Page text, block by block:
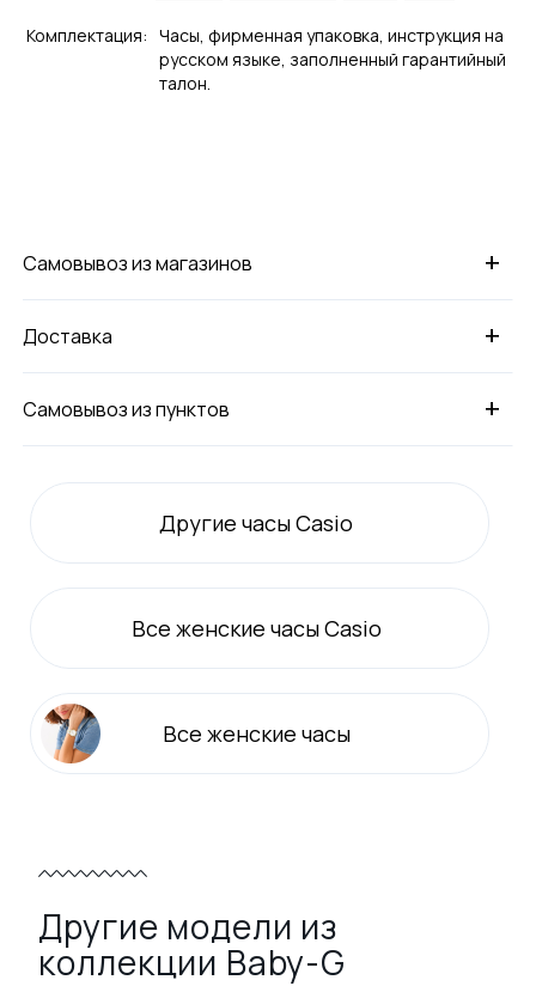
Комплектация: Часы, фирменная упаковка, инструкция на
русском языке, заполненный гарантийный
талон.
+
Самовывоз из магазинов
+
Доставка
+
Самовывоз из пунктов
Другие часы Casio
Все женские часы Casio
Все женские часы
Другие модели из
коллекции Baby-G